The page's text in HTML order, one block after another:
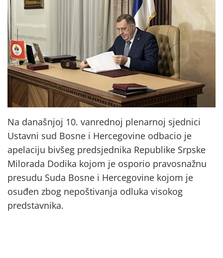
Na današnjoj 10. vanrednoj plenarnoj sjednici
Ustavni sud Bosne i Hercegovine odbacio je
apelaciju bivšeg predsjednika Republike Srpske
Milorada Dodika kojom je osporio pravosnažnu
presudu Suda Bosne i Hercegovine kojom je
osuđen zbog nepoštivanja odluka visokog
predstavnika.